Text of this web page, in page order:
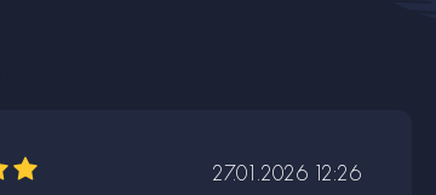
27.01.2026 12:26